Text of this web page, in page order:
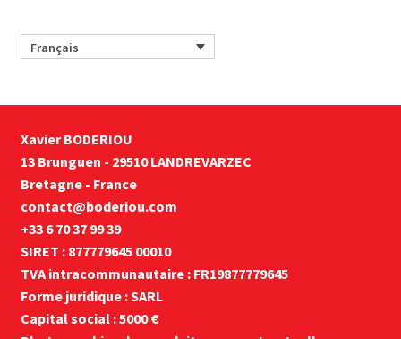
Français
Xavier BODERIOU
13 Brunguen - 29510 LANDREVARZEC
Bretagne - France
contact@boderiou.com
+33 6 70 37 99 39
SIRET : 877779645 00010
TVA intracommunautaire : FR19877779645
Forme juridique : SARL
Capital social : 5000 €